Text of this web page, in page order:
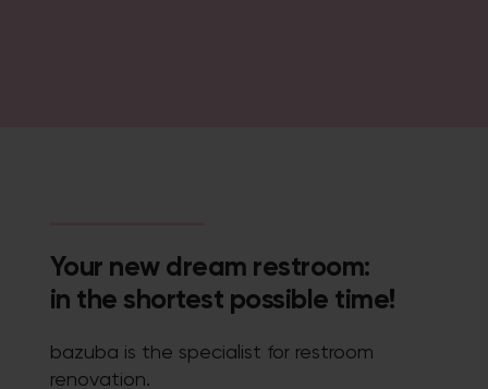
Your new dream restroom:
in the shortest possible time!
bazuba is the specialist for restroom
renovation.